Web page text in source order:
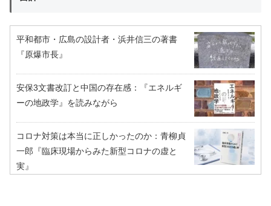
平和都市・広島の設計者・浜井信三の著書
『原爆市長』
安保3文書改訂と中国の存在感：『エネルギ
ーの地政学』を読みながら
コロナ対策は本当に正しかったのか：青柳貞
一郎『臨床現場からみた新型コロナの虚と
実』